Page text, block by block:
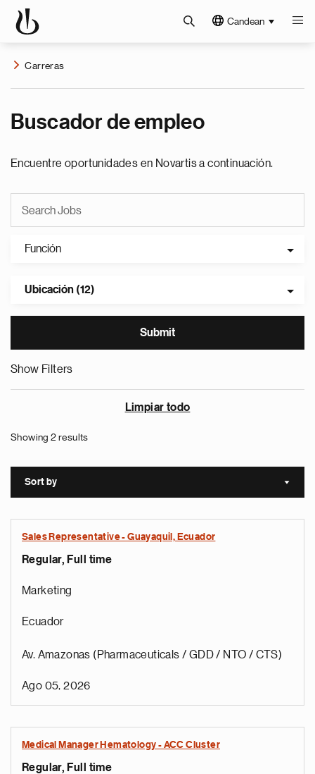
Candean
Carreras
Buscador de empleo
Encuentre oportunidades en Novartis a continuación.
Función
Ubicación (12)
Show Filters
Limpiar todo
Showing 2 results
Sort by Sort
Sales Representative - Guayaquil, Ecuador
Regular, Full time
Marketing
Ecuador
Av. Amazonas (Pharmaceuticals / GDD / NTO / CTS)
Ago 05, 2026
Medical Manager Hematology - ACC Cluster
Regular, Full time